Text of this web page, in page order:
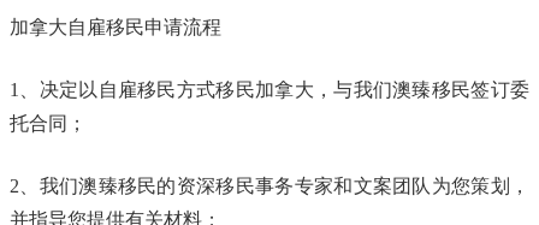
加拿大自雇移民申请流程
1、决定以自雇移民方式移民加拿大，与我们澳臻移民签订委
托合同；
2、我们澳臻移民的资深移民事务专家和文案团队为您策划，
并指导您提供有关材料；